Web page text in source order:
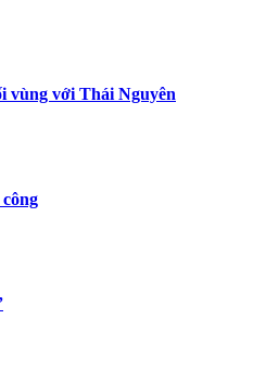
vùng với Thái Nguyên